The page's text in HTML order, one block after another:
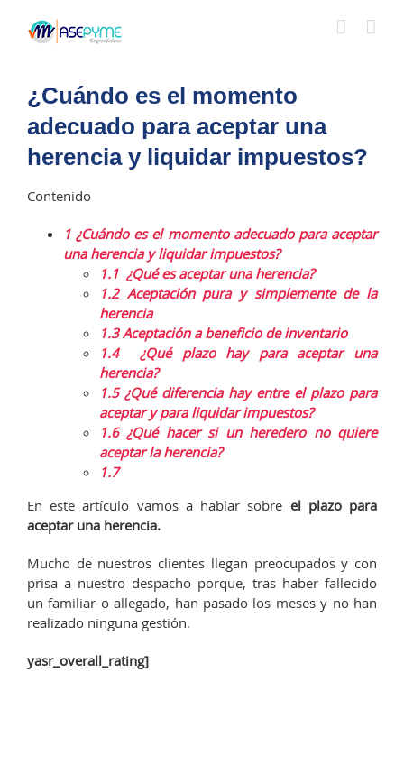
¿Cuándo es el momento
adecuado para aceptar una
herencia y liquidar impuestos?
Contenido
1 ¿Cuándo es el momento adecuado para aceptar
una herencia y liquidar impuestos?
1.1 ¿Qué es aceptar una herencia?
1.2Aceptación pura y simplemente de la
herencia
1.3Aceptación a beneficio de inventario
1.4¿Qué plazo hay para aceptar una
herencia?
1.5¿Qué diferencia hay entre el plazo para
aceptar y para liquidar impuestos?
1.6¿Qué hacer si un heredero no quiere
aceptar la herencia?
1.7
En este artículo vamos a hablar sobre el plazo para
aceptar una herencia.
Mucho de nuestros clientes llegan preocupados y con
prisa a nuestro despacho porque, tras haber fallecido
un familiar o allegado, han pasado los meses y no han
realizado ninguna gestión.
yasr_overall_rating]